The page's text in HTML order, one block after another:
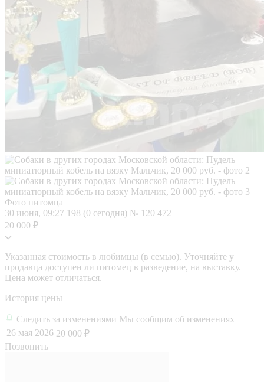
Фото питомца
30 июня, 09:27 198 (0 сегодня) № 120 472
20 000 ₽
Указанная стоимость в любимцы (в семью). Уточняйте у
продавца доступен ли питомец в разведение, на выставку.
Цена может отличаться.
История цены
Следить за изменениями Мы сообщим об изменениях
26 мая 2026 20 000 ₽
Позвонить